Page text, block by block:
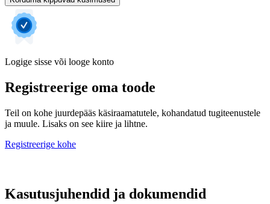
Logige sisse või looge konto
Registreerige oma toode
Teil on kohe juurdepääs käsiraamatutele, kohandatud tugiteenustele
ja muule. Lisaks on see kiire ja lihtne.
Registreerige kohe
Kasutusjuhendid ja dokumendid